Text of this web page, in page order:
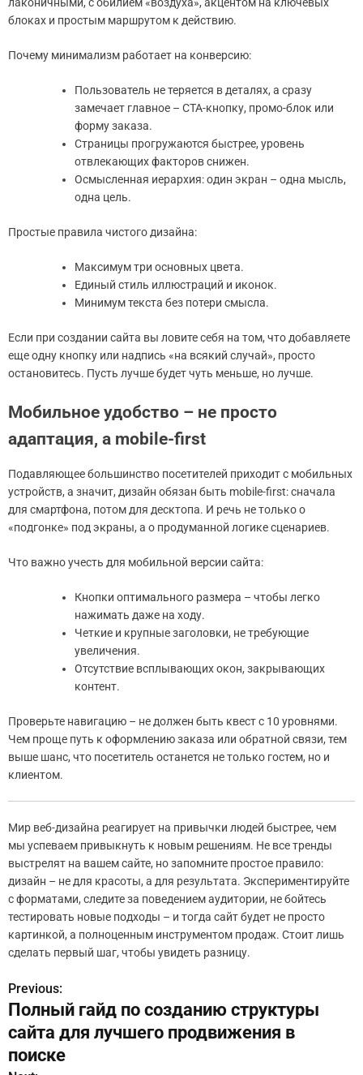
лаконичными, с обилием «воздуха», акцентом на ключевых
блоках и простым маршрутом к действию.
Почему минимализм работает на конверсию:
Пользователь не теряется в деталях, а сразу
замечает главное – CTA-кнопку, промо-блок или
форму заказа.
Страницы прогружаются быстрее, уровень
отвлекающих факторов снижен.
Осмысленная иерархия: один экран – одна мысль,
одна цель.
Простые правила чистого дизайна:
Максимум три основных цвета.
Единый стиль иллюстраций и иконок.
Минимум текста без потери смысла.
Если при создании сайта вы ловите себя на том, что добавляете
еще одну кнопку или надпись «на всякий случай», просто
остановитесь. Пусть лучше будет чуть меньше, но лучше.
Мобильное удобство – не просто
адаптация, а mobile-first
Подавляющее большинство посетителей приходит с мобильных
устройств, а значит, дизайн обязан быть mobile-first: сначала
для смартфона, потом для десктопа. И речь не только о
«подгонке» под экраны, а о продуманной логике сценариев.
Что важно учесть для мобильной версии сайта:
Кнопки оптимального размера – чтобы легко
нажимать даже на ходу.
Четкие и крупные заголовки, не требующие
увеличения.
Отсутствие всплывающих окон, закрывающих
контент.
Проверьте навигацию – не должен быть квест с 10 уровнями.
Чем проще путь к оформлению заказа или обратной связи, тем
выше шанс, что посетитель останется не только гостем, но и
клиентом.
Мир веб-дизайна реагирует на привычки людей быстрее, чем
мы успеваем привыкнуть к новым решениям. Не все тренды
выстрелят на вашем сайте, но запомните простое правило:
дизайн – не для красоты, а для результата. Экспериментируйте
с форматами, следите за поведением аудитории, не бойтесь
тестировать новые подходы – и тогда сайт будет не просто
картинкой, а полноценным инструментом продаж. Стоит лишь
сделать первый шаг, чтобы увидеть разницу.
Н
а
в
Previous:
Полный гайд по созданию структуры
сайта для лучшего продвижения в
поиске